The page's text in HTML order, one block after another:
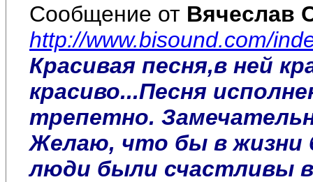
Сообщение от Вячеслав
http://www.bisound.com/
Красивая песня,в ней
красиво...Песня
трепетно.
Желаю, что бы в жизни
люди были счастливы